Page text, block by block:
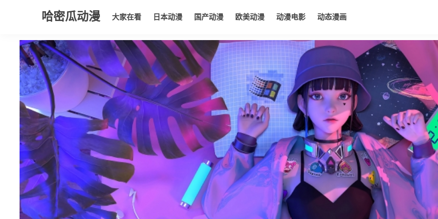
哈密瓜动漫 大家在看 日本动漫 国产动漫 欧美动漫 动漫电影 动态漫画
大家在看 日本动漫 国产动漫 欧美动漫 动漫电影 动态漫画